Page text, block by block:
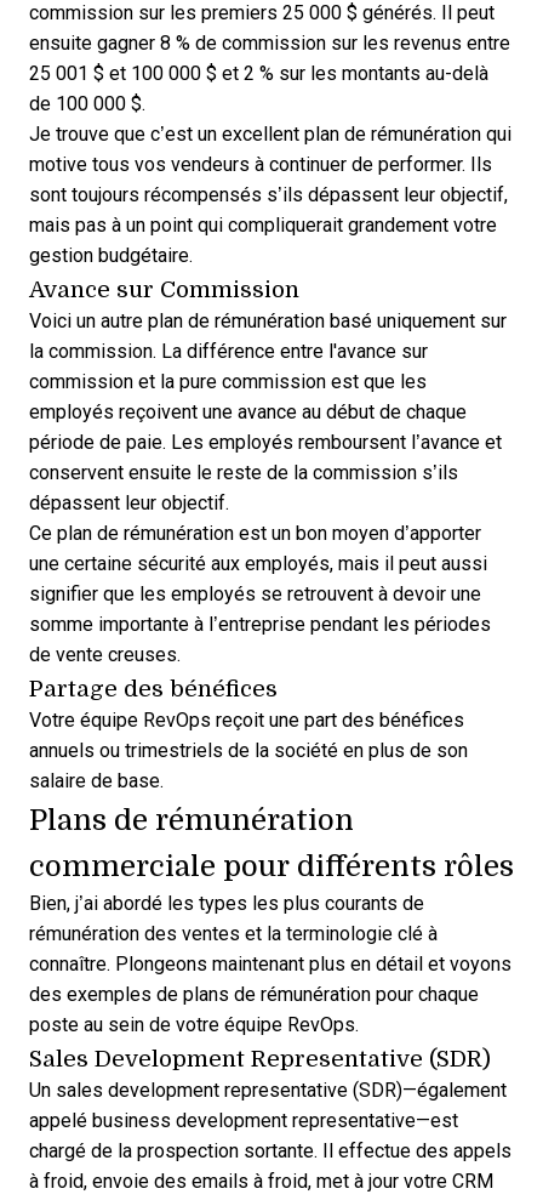
commission sur les premiers 25 000 $ générés. Il peut
ensuite gagner 8 % de commission sur les revenus entre
25 001 $ et 100 000 $ et 2 % sur les montants au-delà
de 100 000 $.
Je trouve que c’est un excellent plan de rémunération qui
motive tous vos vendeurs à continuer de performer. Ils
sont toujours récompensés s’ils dépassent leur objectif,
mais pas à un point qui compliquerait grandement votre
gestion budgétaire.
Avance sur Commission
Voici un autre plan de rémunération basé uniquement sur
la commission. La différence entre l'avance sur
commission et la pure commission est que les
employés reçoivent une avance au début de chaque
période de paie. Les employés remboursent l’avance et
conservent ensuite le reste de la commission s’ils
dépassent leur objectif.
Ce plan de rémunération est un bon moyen d’apporter
une certaine sécurité aux employés, mais il peut aussi
signifier que les employés se retrouvent à devoir une
somme importante à l’entreprise pendant les périodes
de vente creuses.
Partage des bénéfices
Votre équipe RevOps reçoit une part des bénéfices
annuels ou trimestriels de la société en plus de son
salaire de base.
Plans de rémunération
commerciale pour différents rôles
Bien, j’ai abordé les types les plus courants de
rémunération des ventes et la terminologie clé à
connaître. Plongeons maintenant plus en détail et voyons
des exemples de plans de rémunération pour chaque
poste au sein de votre équipe RevOps.
Sales Development Representative (SDR)
Un sales development representative (SDR)—également
appelé business development representative—est
chargé de la prospection sortante. Il effectue des appels
à froid, envoie des emails à froid, met à jour votre CRM